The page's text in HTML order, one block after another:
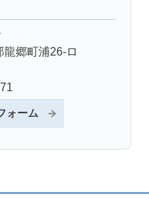
郷町浦26-ロ
ォーム